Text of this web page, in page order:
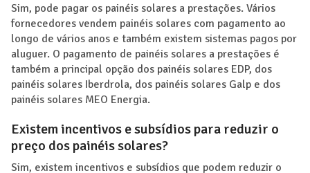
Sim, pode pagar os painéis solares a prestações. Vários
fornecedores vendem painéis solares com pagamento ao
longo de vários anos e também existem sistemas pagos por
aluguer. O pagamento de painéis solares a prestações é
também a principal opção dos painéis solares EDP, dos
painéis solares Iberdrola, dos painéis solares Galp e dos
painéis solares MEO Energia.
Existem incentivos e subsídios para reduzir o
preço dos painéis solares?
Sim, existem incentivos e subsídios que podem reduzir o